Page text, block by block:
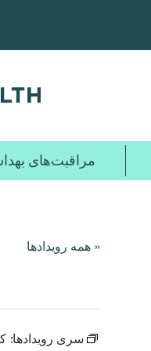
محتوای
مراقبت‌های
« همه رویدادها
سری رویدادها: